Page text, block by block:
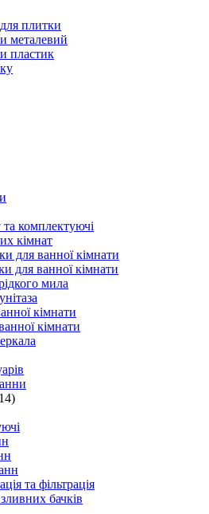
плитки
металевий
пластик
комплектуючі
кімнат
для ванної кімнати
для ванної кімнати
мила
кімнати
кімнати
та фільтрація
бачків